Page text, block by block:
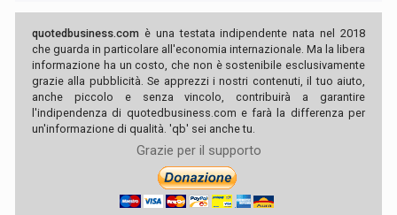
quotedbusiness.com è una testata indipendente nata nel 2018
che guarda in particolare all'economia internazionale. Ma la libera
informazione ha un costo, che non è sostenibile esclusivamente
grazie alla pubblicità. Se apprezzi i nostri contenuti, il tuo aiuto,
anche piccolo e senza vincolo, contribuirà a garantire
l'indipendenza di quotedbusiness.com e farà la differenza per
un'informazione di qualità. 'qb' sei anche tu.
Grazie per il supporto